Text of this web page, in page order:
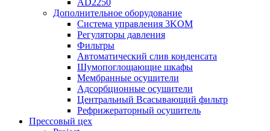
AD2250
Дополнительное оборудование
Система управления 3KOM
Регуляторы давления
Фильтры
Автоматический слив конденсата
Шумопоглощающие шкафы
Мембранные осушители
Адсорбционные осушители
Центральный Всасывающий фильтр
Рефрижераторный осушитель
Прессовый цех